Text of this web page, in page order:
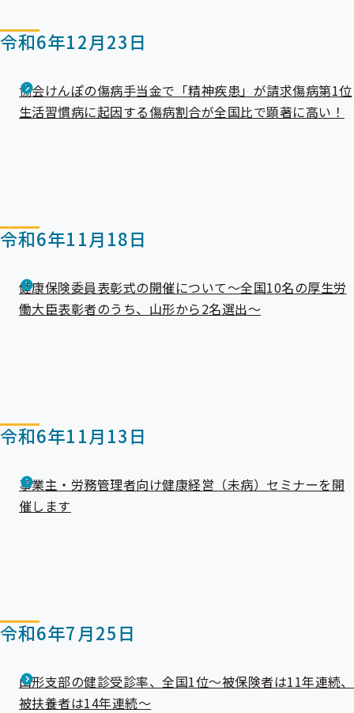
令和6年12月23日
協会けんぽの傷病手当金で「精神疾患」が請求傷病第1位
生活習慣病に起因する傷病割合が全国比で顕著に高い！
令和6年11月18日
健康保険委員表彰式の開催について～全国10名の厚生労
働大臣表彰者のうち、山形から2名選出～
令和6年11月13日
事業主・労務管理者向け健康経営（未病）セミナーを開
催します
令和6年7月25日
山形支部の健診受診率、全国1位～被保険者は11年連続、
被扶養者は14年連続～